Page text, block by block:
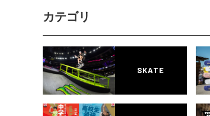
カテゴリ
SKATE